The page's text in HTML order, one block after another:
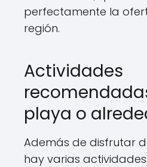
perfectamente la
región.
Actividades
playa o
Además de disfrutar
hay varias